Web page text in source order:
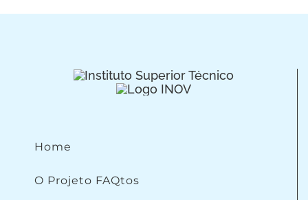
Home
O Projeto FAQtos